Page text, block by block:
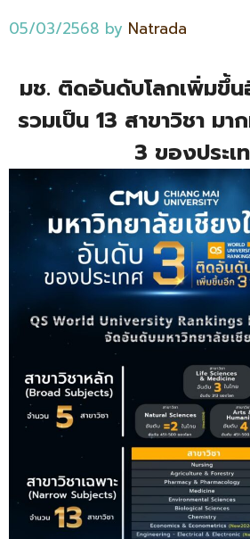
05/03/2568 by Natrada
มช. ติดอันดับโลกเพิ่มขึ้น
รวมเป็น 13 สาขาวิชา ม
3 ของประเ